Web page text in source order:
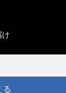
け
る